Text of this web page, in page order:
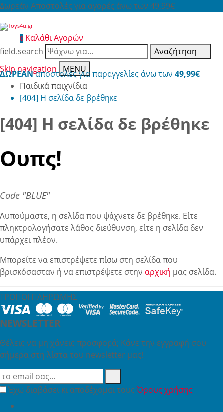
Δωρεάν Αποστολές για αγορές άνω των 49,99€
0 Καλάθι Αγορών
field.search
Αναζήτηση
Skip navigation
MENU
ΔΩΡΕΑΝαποστολές για παραγγελίες άνω των 49,99€
Παιδικά παιχνίδια
[404] Η σελίδα δε βρέθηκε
[404] Η σελίδα δε βρέθηκε
Ουπς!
Code "BLUE"
Λυπούμαστε, η σελίδα που ψάχνετε δε βρέθηκε. Είτε
πληκτρολογήσατε λάθος διεύθυνση, είτε η σελίδα δεν
υπάρχει πλέον.
Μπορείτε να επιστρέψετε πίσω στη σελίδα που
βρισκόσασταν ή να επιστρέψετε στην αρχική μας σελίδα.
ΤΡΟΠΟΙ ΠΛΗΡΩΜΗΣ
NEWSLETTER
Θέλεις να μη χάνεις προσφορά; Κάνε την εγγραφή σου
σήμερα στη λίστα του newsletter μας!
Έχω διαβάσει κι αποδέχομαι τουςΌρους χρήσης